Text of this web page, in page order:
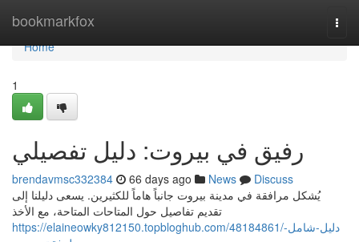
bookmarkfox
Home
Home
1
رفيق في بيروت: دليل تفصيلي
brendavmsc332384 66 days ago News
Discuss
يُشكل مرافقة في مدينة بيروت جانباً هاماً للكثيرين. يسعى دليلنا إلى
تقديم تفاصيل حول المتاحات المتاحة، مع الأخذ
https://elaineowky812150.topbloghub.com/48184861/دليل-شامل-